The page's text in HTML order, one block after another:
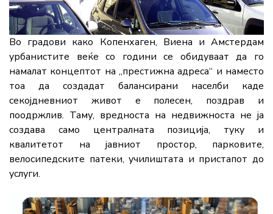
Во градови како Копенхаген, Виена и Амстердам
урбанистите веќе со години се обидуваат да го
намалат концептот на „престижна адреса“ и наместо
тоа да создадат балансирани населби каде
секојдневниот живот е полесен, поздрав и
поодржлив. Таму, вредноста на недвижноста не ја
создава само централната позиција, туку и
квалитетот на јавниот простор, парковите,
велосипедските патеки, училиштата и пристапот до
услуги.